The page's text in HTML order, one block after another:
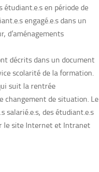
en période de
engagé.e.s dans un
d’aménagements
décrits dans un document
scolarité de la formation.
suit la rentrée
changement de situation. Le
salarié.e.s, des étudiant.e.s
le site Internet et Intranet